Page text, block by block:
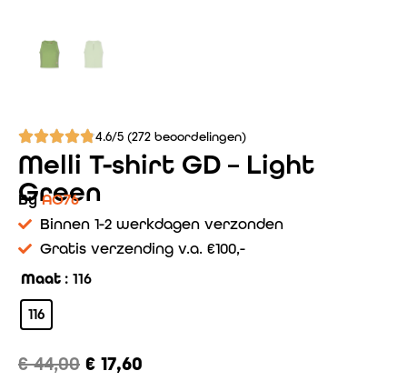
4.6/5 (272 beoordelingen)
Melli T-shirt GD – Light
Green
ByAO76
Binnen 1-2 werkdagen verzonden
Gratis verzending v.a. €100,-
Maat : 116
116
€44,00 € 17,60